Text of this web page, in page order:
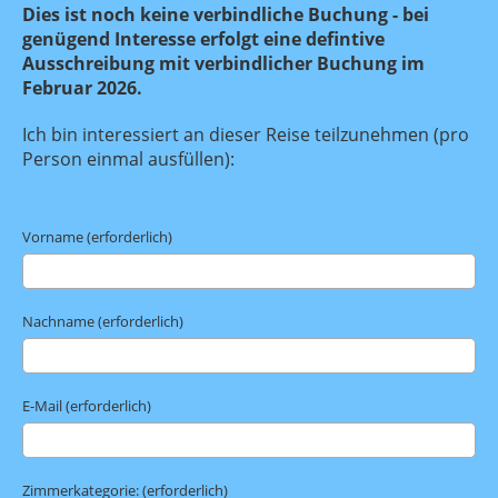
Dies ist noch keine verbindliche Buchung - bei
genügend Interesse erfolgt eine defintive
Ausschreibung mit verbindlicher Buchung im
Februar 2026.
Ich bin interessiert an dieser Reise teilzunehmen (pro
Person einmal ausfüllen):
Vorname (erforderlich)
Nachname (erforderlich)
E-Mail (erforderlich)
Zimmerkategorie: (erforderlich)